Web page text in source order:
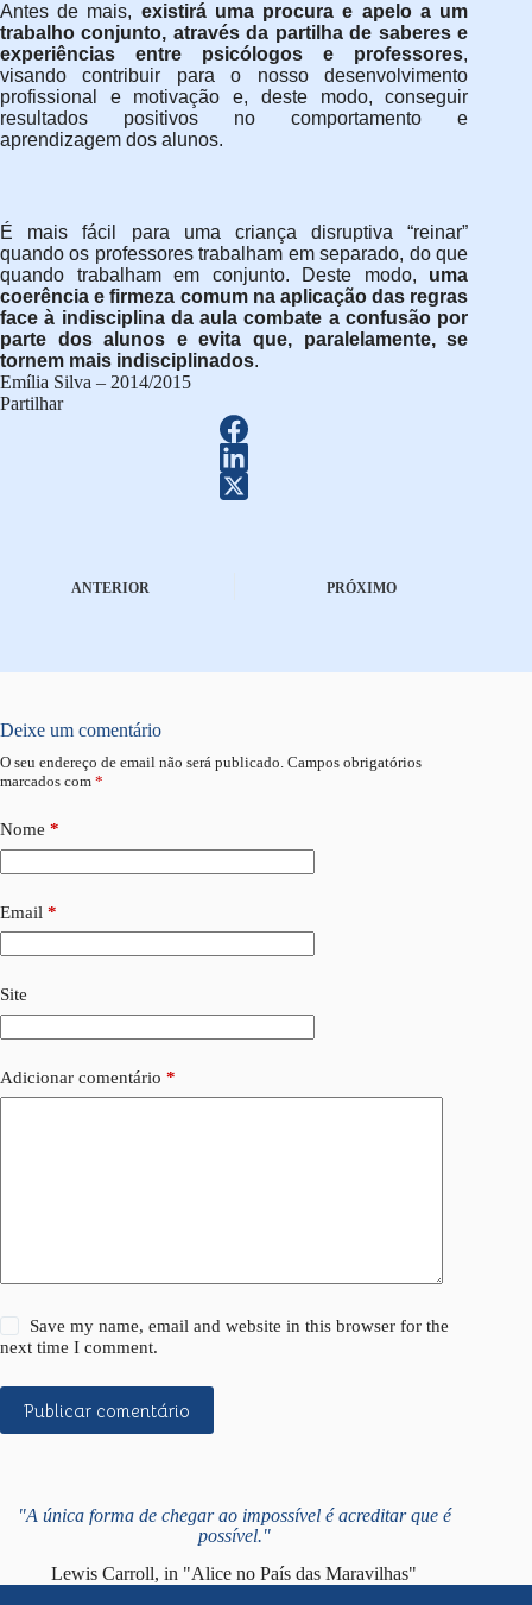
Antes de mais, existirá uma procura e apelo a um
trabalho conjunto, através da partilha de saberes e
experiências entre psicólogos e professores,
visando contribuir para o nosso desenvolvimento
profissional e motivação e, deste modo, conseguir
resultados positivos no comportamento e
aprendizagem dos alunos.
É mais fácil para uma criança disruptiva “reinar”
quando os professores trabalham em separado, do que
quando trabalham em conjunto. Deste modo, uma
coerência e firmeza comum na aplicação das regras
face à indisciplina da aula combate a confusão por
parte dos alunos e evita que, paralelamente, se
tornem mais indisciplinados.
Emília Silva – 2014/2015
Partilhar
ANTERIOR PRÓXIMO
Deixe um comentário
O seu endereço de email não será publicado. Campos obrigatórios
marcados com *
Nome *
Email *
Site
Adicionar comentário *
Save my name, email and website in this browser for the
next time I comment.
Publicar comentário
"A única forma de chegar ao impossível é acreditar que é
possível."
Lewis Carroll, in "Alice no País das Maravilhas"